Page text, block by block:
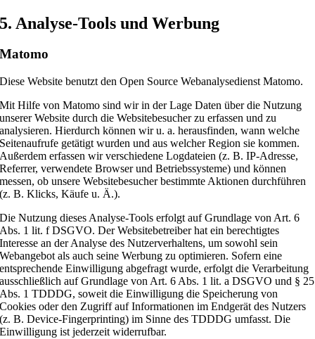
5. Analyse-Tools und Werbung
Matomo
Diese Website benutzt den Open Source Webanalysedienst Matomo.
Mit Hilfe von Matomo sind wir in der Lage Daten über die Nutzung
unserer Website durch die Websitebesucher zu erfassen und zu
analysieren. Hierdurch können wir u. a. herausfinden, wann welche
Seitenaufrufe getätigt wurden und aus welcher Region sie kommen.
Außerdem erfassen wir verschiedene Logdateien (z. B. IP-Adresse,
Referrer, verwendete Browser und Betriebssysteme) und können
messen, ob unsere Websitebesucher bestimmte Aktionen durchführen
(z. B. Klicks, Käufe u. Ä.).
Die Nutzung dieses Analyse-Tools erfolgt auf Grundlage von Art. 6
Abs. 1 lit. f DSGVO. Der Websitebetreiber hat ein berechtigtes
Interesse an der Analyse des Nutzerverhaltens, um sowohl sein
Webangebot als auch seine Werbung zu optimieren. Sofern eine
entsprechende Einwilligung abgefragt wurde, erfolgt die Verarbeitung
ausschließlich auf Grundlage von Art. 6 Abs. 1 lit. a DSGVO und § 25
Abs. 1 TDDDG, soweit die Einwilligung die Speicherung von
Cookies oder den Zugriff auf Informationen im Endgerät des Nutzers
(z. B. Device-Fingerprinting) im Sinne des TDDDG umfasst. Die
Einwilligung ist jederzeit widerrufbar.